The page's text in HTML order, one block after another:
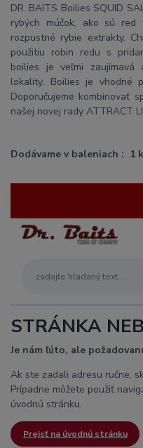
DR. BAITS Boilies SQUID
rybých múčok, ako sú red
rozpustné rybie extrakty.
použitiu robin redu s
boilies je veľmi zaujímavá
lokality. Boilies je vhodné
Doporučujeme kombinovať
našej novej rady ATTRACT
Dodávame v baleniach : 1
STRÁNKA
Je nám ľúto, ale
Ak ste zadali adresu ručne,
Prípadne môžete použiť
úvodnú stránku.
Prejsť na úvodnú stránku